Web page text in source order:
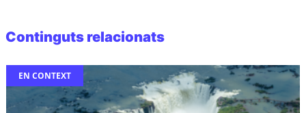
Continguts relacionats
EN CONTEXT